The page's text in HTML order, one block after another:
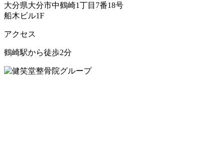
大分県大分市中鶴崎1丁目7番18号
船木ビル1F
アクセス
鶴崎駅から徒歩2分